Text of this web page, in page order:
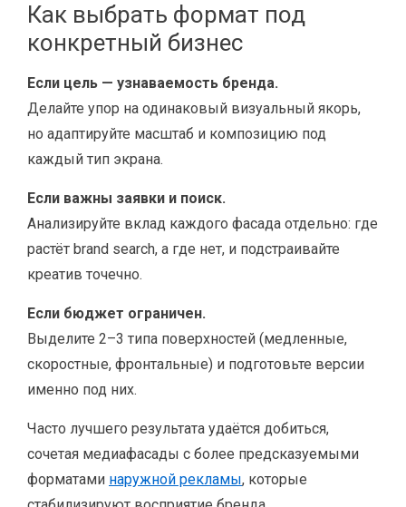
Как выбрать формат под
конкретный бизнес
Если цель — узнаваемость бренда.
Делайте упор на одинаковый визуальный якорь,
но адаптируйте масштаб и композицию под
каждый тип экрана.
Если важны заявки и поиск.
Анализируйте вклад каждого фасада отдельно: где
растёт brand search, а где нет, и подстраивайте
креатив точечно.
Если бюджет ограничен.
Выделите 2–3 типа поверхностей (медленные,
скоростные, фронтальные) и подготовьте версии
именно под них.
Часто лучшего результата удаётся добиться,
сочетая медиафасады с более предсказуемыми
форматами наружной рекламы, которые